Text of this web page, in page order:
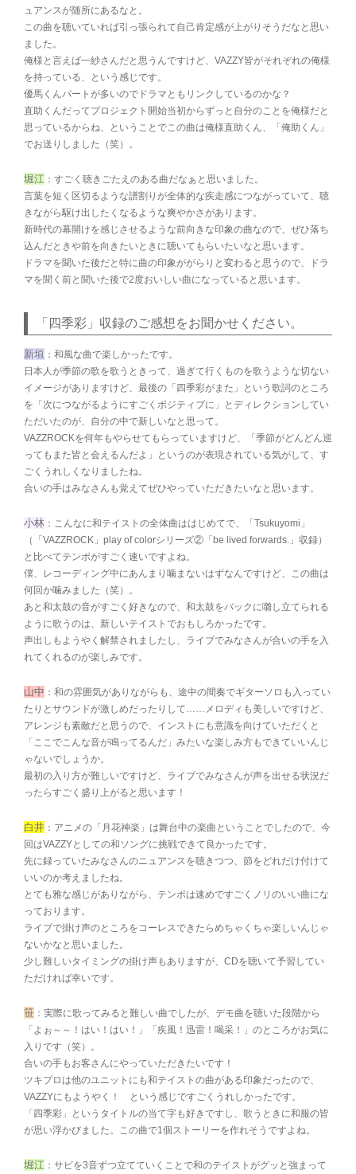
ュアンスが随所にあるなと。
この曲を聴いていれば引っ張られて自己肯定感が上がりそうだなと思い
ました。
俺様と言えば一紗さんだと思うんですけど、VAZZY皆がそれぞれの俺様
を持っている、という感じです。
優馬くんパートが多いのでドラマともリンクしているのかな？
直助くんだってプロジェクト開始当初からずっと自分のことを俺様だと
思っているからね、ということでこの曲は俺様直助くん、「俺助くん」
でお送りしました（笑）。
堀江 ：すごく聴きごたえのある曲だなぁと思いました。
言葉を短く区切るような譜割りが全体的な疾走感につながっていて、聴
きながら駆け出したくなるような爽やかさがあります。
新時代の幕開けを感じさせるような前向きな印象の曲なので、ぜひ落ち
込んだときや前を向きたいときに聴いてもらいたいなと思います。
ドラマを聞いた後だと特に曲の印象ががらりと変わると思うので、ドラ
マを聞く前と聞いた後で2度おいしい曲になっていると思います。
「四季彩」収録のご感想をお聞かせください。
新垣 ：和風な曲で楽しかったです。
日本人が季節の歌を歌うときって、過ぎて行くものを歌うような切ない
イメージがありますけど、最後の「四季彩がまた」という歌詞のところ
を「次につながるようにすごくポジティブに」とディレクションしてい
ただいたのが、自分の中で新しいなと思って。
VAZZROCKを何年もやらせてもらっていますけど、「季節がどんどん巡
ってもまた皆と会えるんだよ」というのが表現されている気がして、す
ごくうれしくなりましたね。
合いの手はみなさんも覚えてぜひやっていただきたいなと思います。
小林 ：こんなに和テイストの全体曲ははじめてで、「Tsukuyomi」
（「VAZZROCK」play of colorシリーズ②「be lived forwards.」収録）
と比べてテンポがすごく速いですよね。
僕、レコーディング中にあんまり噛まないはずなんですけど、この曲は
何回か噛みました（笑）。
あと和太鼓の音がすごく好きなので、和太鼓をバックに囃し立てられる
ように歌うのは、新しいテイストでおもしろかったです。
声出しもようやく解禁されましたし、ライブでみなさんが合いの手を入
れてくれるのが楽しみです。
山中 ：和の雰囲気がありながらも、途中の間奏でギターソロも入ってい
たりとサウンドが激しめだったりして……メロディも美しいですけど、
アレンジも素敵だと思うので、インストにも意識を向けていただくと
「ここでこんな音が鳴ってるんだ」みたいな楽しみ方もできていいんじ
ゃないでしょうか。
最初の入り方が難しいですけど、ライブでみなさんが声を出せる状況だ
ったらすごく盛り上がると思います！
白井 ：アニメの「月花神楽」は舞台中の楽曲ということでしたので、今
回はVAZZYとしての和ソングに挑戦できて良かったです。
先に録っていたみなさんのニュアンスを聴きつつ、節をどれだけ付けて
いいのか考えましたね。
とても雅な感じがありながら、テンポは速めですごくノリのいい曲にな
っております。
ライブで掛け声のところをコーレスできたらめちゃくちゃ楽しいんじゃ
ないかなと思いました。
少し難しいタイミングの掛け声もありますが、CDを聴いて予習してい
ただければ幸いです。
笹 ：実際に歌ってみると難しい曲でしたが、デモ曲を聴いた段階から
「よぉ～～！はい！はい！」「疾風！迅雷！喝采！」のところがお気に
入りです（笑）。
合いの手もお客さんにやっていただきたいです！
ツキプロは他のユニットにも和テイストの曲がある印象だったので、
VAZZYにもようやく！ という感じですごくうれしかったです。
「四季彩」というタイトルの当て字も好きですし、歌うときに和服の皆
が思い浮かびました。この曲で1個ストーリーを作れそうですよね。
堀江 ：サビを3音ずつ立てていくことで和のテイストがグッと強まって